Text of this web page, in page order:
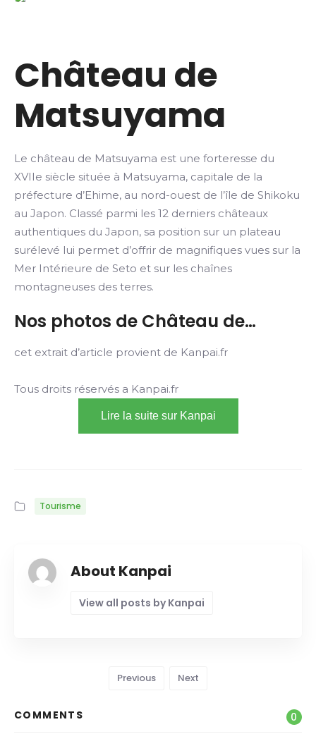
Château de
Matsuyama
Le château de Matsuyama est une forteresse du
XVIIe siècle située à Matsuyama, capitale de la
préfecture d’Ehime, au nord-ouest de l’île de Shikoku
au Japon. Classé parmi les 12 derniers châteaux
authentiques du Japon, sa position sur un plateau
surélevé lui permet d’offrir de magnifiques vues sur la
Mer Intérieure de Seto et sur les chaînes
montagneuses des terres.
Nos photos de Château de…
cet extrait d’article provient de Kanpai.fr
Tous droits réservés a Kanpai.fr
Lire la suite sur Kanpai
Tourisme
About Kanpai
View all posts by Kanpai
Previous Next
COMMENTS 0